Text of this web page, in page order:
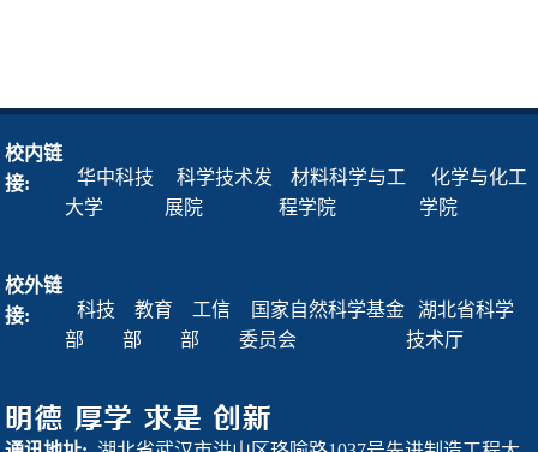
校内链
接:
华中科技
大学
科学技术发
展院
材料科学与工
程学院
化学与化工
学院
校外链
接:
科技
部
教育
部
工信
部
国家自然科学基金
委员会
湖北省科学
技术厅